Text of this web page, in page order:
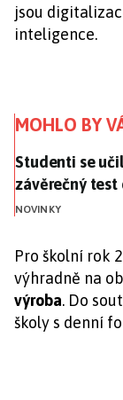
jsou
inteligence.
MOHLO BY
Studenti se
Studenti se
závěrečný
NOVINKY
Pro školní rok
výhradně na
výroba. Do
školy s denní